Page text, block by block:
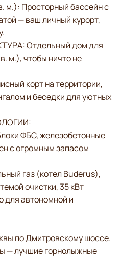
м.): Просторный бассейн с
— ваш личный курорт,
Отдельный дом для
м.), чтобы ничто не
корт на территории,
и беседки для уютных
ФБС, железобетонные
с огромным запасом
газ (котел Buderus),
очистки, 35 кВт
для автономной и
по Дмитровскому шоссе.
— лучшие горнолыжные